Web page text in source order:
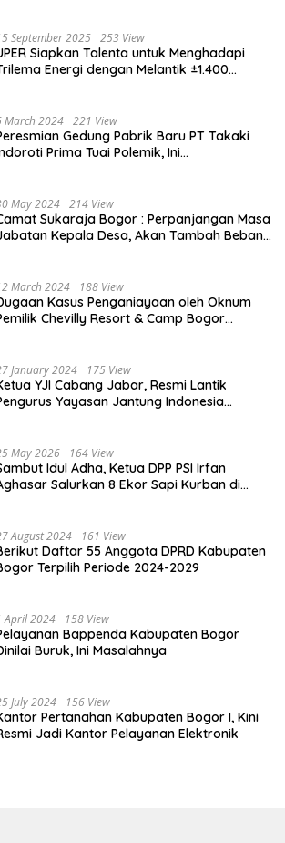
September 2025 253 View
Siapkan Talenta untuk Menghadapi
Energi dengan Melantik ±1.400
March 2024 221 View
Gedung Pabrik Baru PT Takaki
Prima Tuai Polemik, Ini
May 2024 214 View
Sukaraja Bogor : Perpanjangan Masa
Kepala Desa, Akan Tambah Beban
March 2024 188 View
Kasus Penganiayaan oleh Oknum
Chevilly Resort & Camp Bogor
January 2024 175 View
YJI Cabang Jabar, Resmi Lantik
Yayasan Jantung Indonesia
May 2026 164 View
Idul Adha, Ketua DPP PSI Irfan
Salurkan 8 Ekor Sapi Kurban di
August 2024 161 View
Daftar 55 Anggota DPRD Kabupaten
Terpilih Periode 2024-2029
April 2024 158 View
Bappenda Kabupaten Bogor
Buruk, Ini Masalahnya
July 2024 156 View
Pertanahan Kabupaten Bogor I, Kini
Jadi Kantor Pelayanan Elektronik